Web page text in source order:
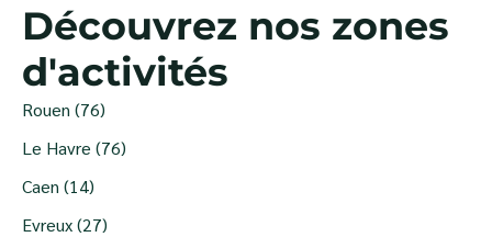
Découvrez nos zones
d'activités
Rouen (76)
Le Havre (76)
Caen (14)
Evreux (27)